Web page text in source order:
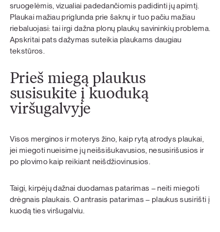
sruogelėmis, vizualiai padedančiomis padidinti jų apimtį.
Plaukai mažiau priglunda prie šaknų ir tuo pačiu mažiau
riebaluojasi: tai irgi dažna plonų plaukų savininkių problema.
Apskritai pats dažymas suteikia plaukams daugiau
tekstūros.
Prieš miegą plaukus
susisukite į kuoduką
viršugalvyje
Visos merginos ir moterys žino, kaip rytą atrodys plaukai,
jei miegoti nueisime jų neišsišukavusios, nesusirišusios ir
po plovimo kaip reikiant neišdžiovinusios.
Taigi, kirpėjų dažnai duodamas patarimas – neiti miegoti
drėgnais plaukais. O antrasis patarimas – plaukus susirišti į
kuodą ties viršugalviu.